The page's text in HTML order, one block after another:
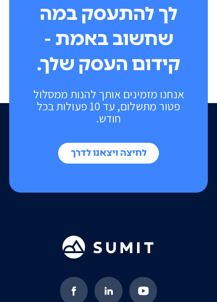
אנחנו מזמינים אותך להנות ממסלול
פטור מתשלום, עד 10 פעולות בכל
חודש.
לחיצה ויצאנו לדרך
לך להתעסק במה
שחשוב באמת -
קידום העסק שלך.